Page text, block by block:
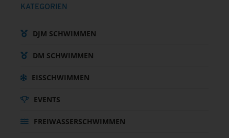
KATEGORIEN
DJM SCHWIMMEN
DM SCHWIMMEN
EISSCHWIMMEN
EVENTS
FREIWASSERSCHWIMMEN